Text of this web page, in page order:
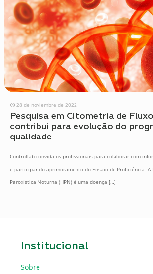
28 de noviembre de 2022
Pesquisa em Citometria de
contribui para evolução do
qualidade
Controllab convida os profissionais para colaborar com
e participar do aprimoramento do Ensaio de Proficiência A
Paroxística Noturna (HPN) é uma doença […]
Institucional
Sobre